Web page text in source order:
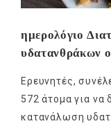
ημερολόγιο
υδατανθράκων
Ερευνητές,
572 άτομα για να
κατανάλωση